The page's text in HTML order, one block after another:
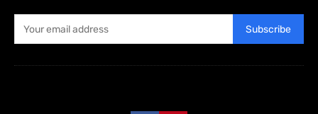
Subscribe